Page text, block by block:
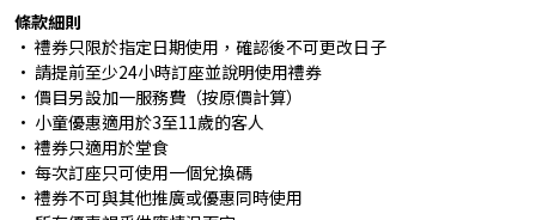
條款細則
• 禮券只限於指定日期使用，確認後不可更改日子
• 請提前至少24小時訂座並說明使用禮券
• 價目另設加一服務費（按原價計算）
• 小童優惠適用於3至11歲的客人
• 禮券只適用於堂食
• 每次訂座只可使用一個兌換碼
• 禮券不可與其他推廣或優惠同時使用